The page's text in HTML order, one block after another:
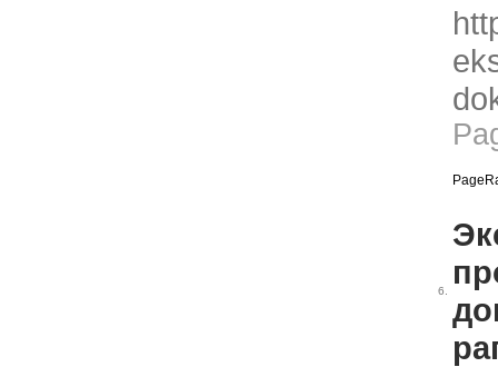
6.